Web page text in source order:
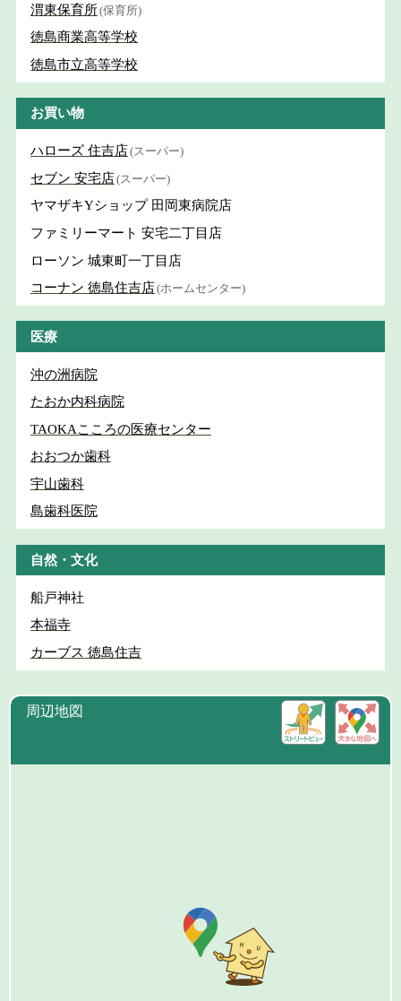
渭東保育所(保育所)
徳島商業高等学校
徳島市立高等学校
お買い物
ハローズ 住吉店(スーパー)
セブン 安宅店(スーパー)
ヤマザキYショップ 田岡東病院店
ファミリーマート 安宅二丁目店
ローソン 城東町一丁目店
コーナン 徳島住吉店(ホームセンター)
医療
沖の洲病院
たおか内科病院
TAOKAこころの医療センター
おおつか歯科
宇山歯科
島歯科医院
自然・文化
船戸神社
本福寺
カーブス 徳島住吉
周辺地図